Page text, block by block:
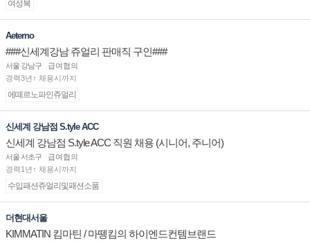
여성복
Aeterno
###신세계강남 쥬얼리 판매직 구인###
서울 강남구
급여협의
경력3년↑ 채용시까지
에떼르노파인쥬얼리
신세계 강남점 S.tyle ACC
신세계 강남점 S.tyle ACC 직원 채용 (시니어, 주니어)
서울 서초구
급여협의
경력1년↑ 채용시까지
수입패션쥬얼리및패션소품
더현대서울
KIMMATIN 킴마틴 / 마뗑킴의 하이엔드컨템브랜드